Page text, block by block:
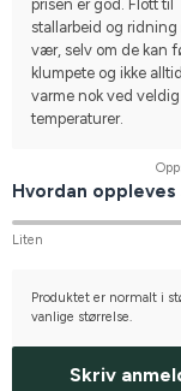
prisen er god. Flott til
stallarbeid og ridning
vær, selv om de kan
klumpete og ikke alltid
varme nok ved
temperaturer.
Hvordan
Liten
Produktet er normalt i
vanlige størrelse.
Skriv